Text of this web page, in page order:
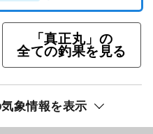
「真正丸」の
全ての釣果を見る
象情報を表示